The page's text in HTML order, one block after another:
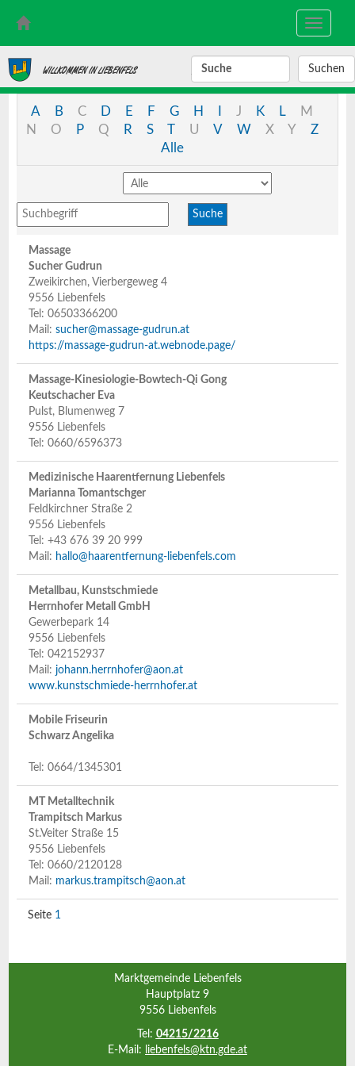
WILLKOMMEN IN LIEBENFELS SUCHBEGRIFF
Toggle
A B C D E F G H J K L
M
N
O P Q R S T U V W X Y
Z
Alle
Massage
Sucher Gudrun
Zweikirchen, Vierbergeweg 4
9556 Liebenfels
Tel: 06503366200
Mail:sucher@massage-gudrun.at
https://massage-gudrun-at.webnode.page/
Massage-Kinesiologie-Bowtech-Qi Gong
Keutschacher Eva
Pulst, Blumenweg 7
9556 Liebenfels
Tel: 0660/6596373
Medizinische Haarentfernung Liebenfels
Marianna Tomantschger
Feldkirchner Straße 2
9556 Liebenfels
Tel: +43 676 39 20 999
Mail: hallo@haarentfernung-liebenfels.com
Metallbau, Kunstschmiede
Herrnhofer Metall GmbH
Gewerbepark 14
9556 Liebenfels
Tel: 042152937
Mail: johann.herrnhofer@aon.at
www.kunstschmiede-herrnhofer.at
Mobile Friseurin
Schwarz Angelika
Tel: 0664/1345301
MT Metalltechnik
Trampitsch Markus
St.Veiter Straße 15
9556 Liebenfels
Tel: 0660/2120128
Mail: markus.trampitsch@aon.at
1
Marktgemeinde Liebenfels
Hauptplatz 9
9556 Liebenfels
Tel: 04215/2216
E-Mail:
liebenfels@ktn.gde.at